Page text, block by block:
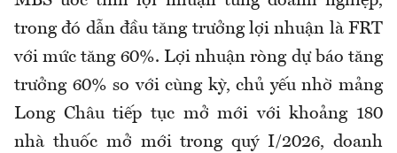
trong đó dẫn đầu tăng trưởng lợi nhuận là FRT
với mức tăng 60%. Lợi nhuận ròng dự báo tăng
trưởng 60% so với cùng kỳ, chủ yếu nhờ mảng
Long Châu tiếp tục mở mới với khoảng 180
nhà thuốc mở mới trong quý I/2026, doanh